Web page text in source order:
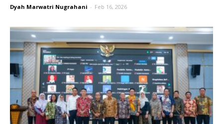
Dyah Marwatri Nugrahani - Feb 16, 2026